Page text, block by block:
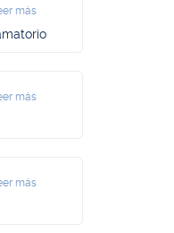
más
más
más